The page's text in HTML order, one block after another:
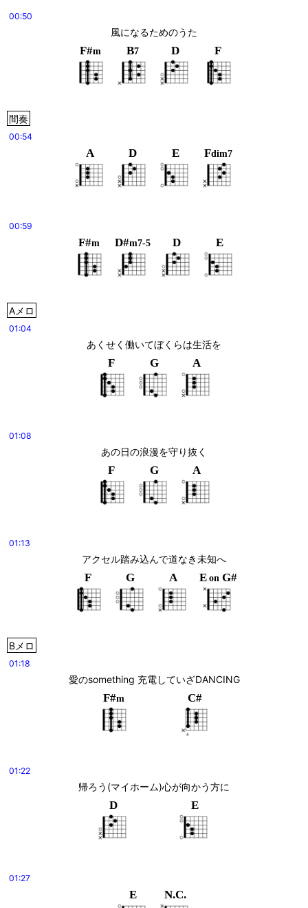
00:50
風になるためのうた
F#m B7 D F
間奏
00:54
A D E Fdim7
00:59
F#m D#m7-5 D E
Aメロ
01:04
あくせく働いてぼくらは生活を
F G A
01:08
あの日の浪漫を守り抜く
F G A
01:13
アクセル踏み込んで道なき未知へ
F G A E on G#
Bメロ
01:18
愛のsomething 充電していざDANCING
F#m C#
01:22
帰ろう(マイホーム)心が向かう方に
D E
01:27
E N.C.